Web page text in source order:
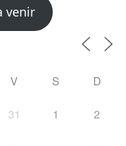
venir
V S D
31 1 2